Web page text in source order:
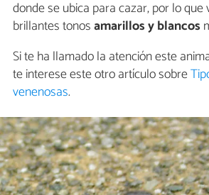
donde se ubica para cazar, por lo
brillantes tonosamarillos y blancos
Si te ha llamado la atención este
te interese este otro artículo sobre
venenosas.